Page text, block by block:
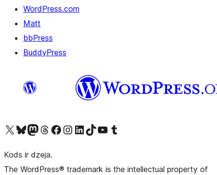
WordPress.com
Matt
bbPress
BuddyPress
Apmeklējiet mūsu X (agrāk Twitter) kontu
Apmeklējiet mūsu Bluesky kontu
Apmeklējiet mūsu Mastodon kontu
Apmeklējiet mūsu Threads kontu
Apmeklējiet mūsu Facebook lapuApmeklējiet mūsu Instagram kontu
Apmeklējiet mūsu LinkedIn kontu
Apmeklējiet mūsu TikTok kontu
Apmeklējiet mūsu YouTube kanālu
Apmeklējiet mūsu Tumblr kontu
Kods ir dzeja.
The WordPress® trademark is the intellectual property of